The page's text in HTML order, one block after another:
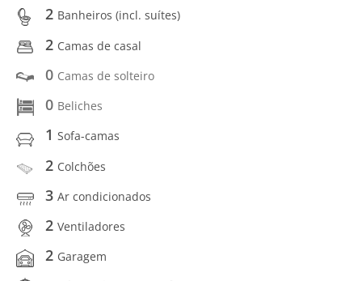
2 Banheiros (incl. suítes)
2 Camas de casal
0 Camas de solteiro
0 Beliches
1 Sofa-camas
2 Colchões
3 Ar condicionados
2 Ventiladores
2 Garagem